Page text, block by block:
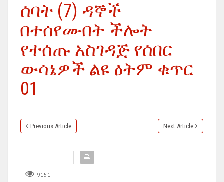
ሰባት (7) ዳኞች
በተሰየሙበት ችሎት
የተሰጡ አስገዳጅ የሰበር
ውሳኔዎች ልዩ ዕትም ቁጥር
01
Previous Article Next Article
9151